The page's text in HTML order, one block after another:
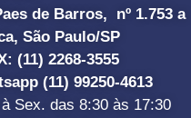
de Barros, nº 1.753 a
São Paulo/SP
(11) 2268-3555
(11) 99250-4613
Sex. das 8:30 às 17:30